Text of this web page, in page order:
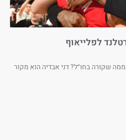
לפלייאוף
שקורה בחו״ל? דני אבדיה הוא מקור